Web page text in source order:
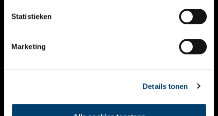
Statistieken
Marketing
Details tonen
THEMA’S
VIDEO’S
CONTACT